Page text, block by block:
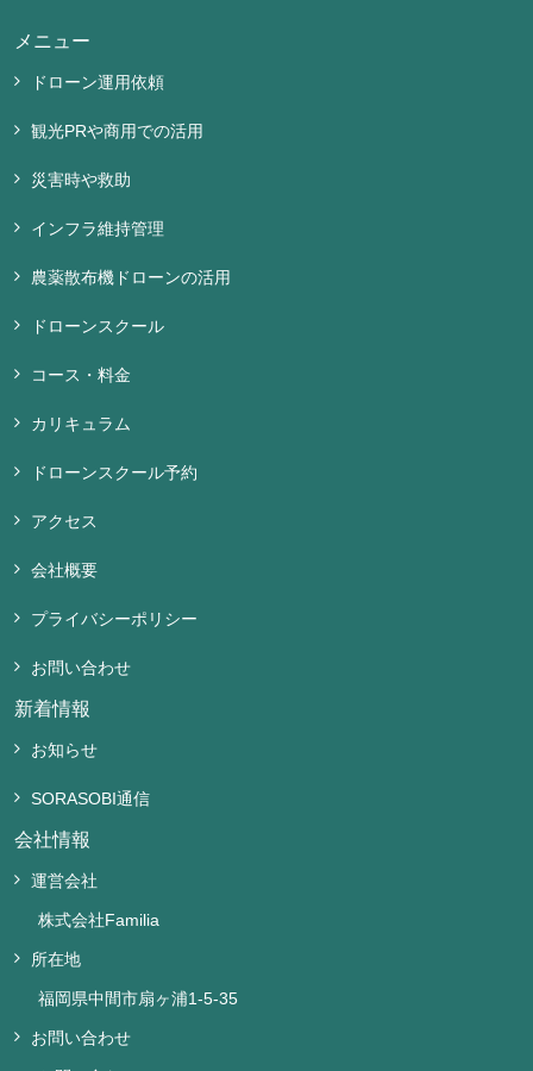
メニュー
ドローン運用依頼
観光PRや商用での活用
災害時や救助
インフラ維持管理
農薬散布機ドローンの活用
ドローンスクール
コース・料金
カリキュラム
ドローンスクール予約
アクセス
会社概要
プライバシーポリシー
お問い合わせ
新着情報
お知らせ
SORASOBI通信
会社情報
運営会社
株式会社Familia
所在地
福岡県中間市扇ヶ浦1-5-35
お問い合わせ